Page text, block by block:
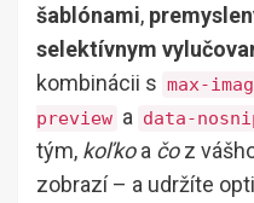
šablónami,
selektívnym
kombinácii s max-
preview a data-
tým, koľkoa čoz
zobrazí – a udržíte